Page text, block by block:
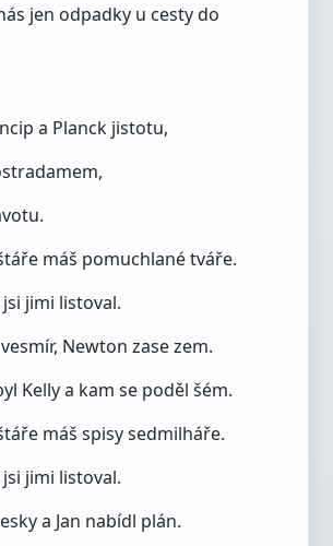
jen odpadky u cesty do
a Planck jistotu,
máš pomuchlané tváře.
jimi listoval.
Newton zase zem.
Kelly a kam se poděl šém.
máš spisy sedmilháře.
jimi listoval.
a Jan nabídl plán.